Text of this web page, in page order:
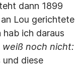
dann 1899
Lou gerichtete
hab ich daraus
noch nicht:
und diese